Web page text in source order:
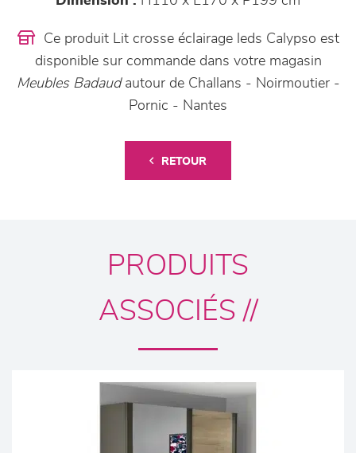
Ce produit Lit crosse éclairage leds Calypso est
disponible sur commande dans votre magasin
Meubles Badaudautour de Challans - Noirmoutier -
Pornic - Nantes
RETOUR
PRODUITS
ASSOCIÉS //